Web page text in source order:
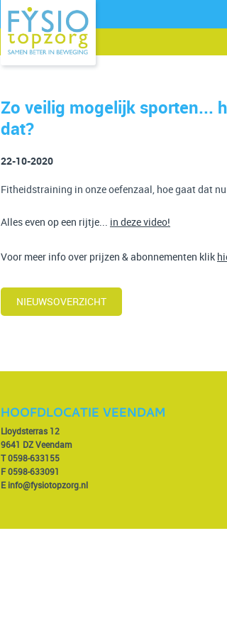
Zo veilig mogelijk sporten...
dat?
22-10-2020
Fitheidstraining in onze oefenzaal, hoe gaat dat
Alles even op een rijtje... in deze video!
Voor meer info over prijzen & abonnementen klik
NIEUWSOVERZICHT
HOOFDLOCATIE VEENDAM
Lloydsterras 12
9641 DZ Veendam
T0598-633155
F 0598-633091
Einfo@fysiotopzorg.nl